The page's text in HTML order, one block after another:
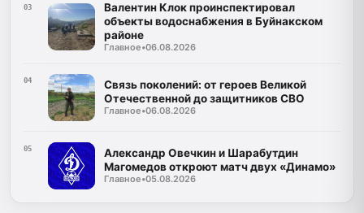
03
Валентин Клок проинспектировал
объекты водоснабжения в Буйнакском
районе
Главное•06.08.2026
04
Связь поколений: от героев Великой
Отечественной до защитников СВО
Главное•06.08.2026
05
Александр Овечкин и Шарабутдин
Магомедов откроют матч двух «Динамо»
Главное•05.08.2026